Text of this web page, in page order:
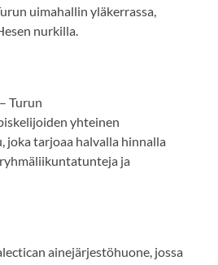
uimahallin yläkerrassa,
nurkilla.
– Turun
yhteinen
joka tarjoaa halvalla hinnalla
ja
ainejärjestöhuone, jossa